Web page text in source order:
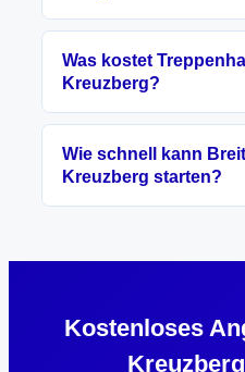
Was kostet
Kreuzberg?
Wie schnell kann
Kreuzberg starten?
Kostenloses